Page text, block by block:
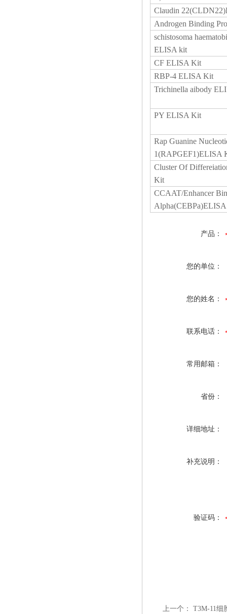
Claudin
Androgen Binding
schistosoma
ELISA kit
CF ELISA Kit
RBP-4 ELISA Kit
Trichinella aibody
PY ELISA Kit
Rap Guanine
1(RAPGEF1)ELISA
Cluster Of
Kit
CCAAT/Enhancer
产品：
您的单位：
您的姓名：
联系电话：
常用邮箱：
省份：
详细地址：
补充说明：
验证码：
上一个： T3M-11细